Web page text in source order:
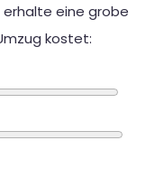
eine grobe
kostet: